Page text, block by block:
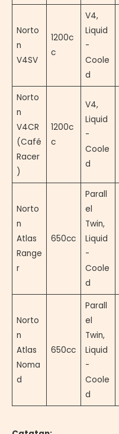
Norto
n
V4SV
1200c
c
V4,
Liquid
-
Coole
d
Norto
n
V4CR
(Café
Racer
)
1200c
c
V4,
Liquid
-
Coole
d
Norto
n
Atlas
Range
r
650cc
Parall
el
Twin,
Liquid
-
Coole
d
Norto
n
Atlas
Noma
d
650cc
Parall
el
Twin,
Liquid
-
Coole
d